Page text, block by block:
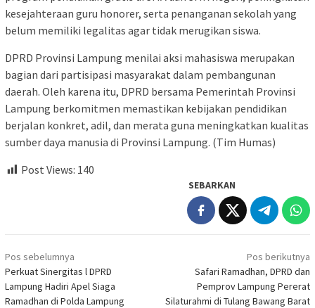
kesejahteraan guru honorer, serta penanganan sekolah yang
belum memiliki legalitas agar tidak merugikan siswa.
DPRD Provinsi Lampung menilai aksi mahasiswa merupakan
bagian dari partisipasi masyarakat dalam pembangunan
daerah. Oleh karena itu, DPRD bersama Pemerintah Provinsi
Lampung berkomitmen memastikan kebijakan pendidikan
berjalan konkret, adil, dan merata guna meningkatkan kualitas
sumber daya manusia di Provinsi Lampung. (Tim Humas)
Post Views: 140
SEBARKAN
Navigasi
pos
Pos sebelumnya
Perkuat Sinergitas l DPRD
Lampung Hadiri Apel Siaga
Ramadhan di Polda Lampung
Pos berikutnya
Safari Ramadhan, DPRD dan
Pemprov Lampung Pererat
Silaturahmi di Tulang Bawang Barat